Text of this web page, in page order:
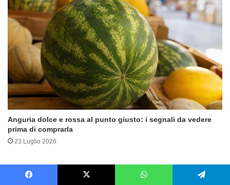
Anguria dolce e rossa al punto giusto: i segnali da vedere
prima di comprarla
23 Luglio 2026